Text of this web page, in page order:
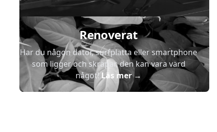
Renoverat
Har du någon dator, surfplatta eller smartphone
som ligger och skräpar, den kan vara värd
något!Läs mer→